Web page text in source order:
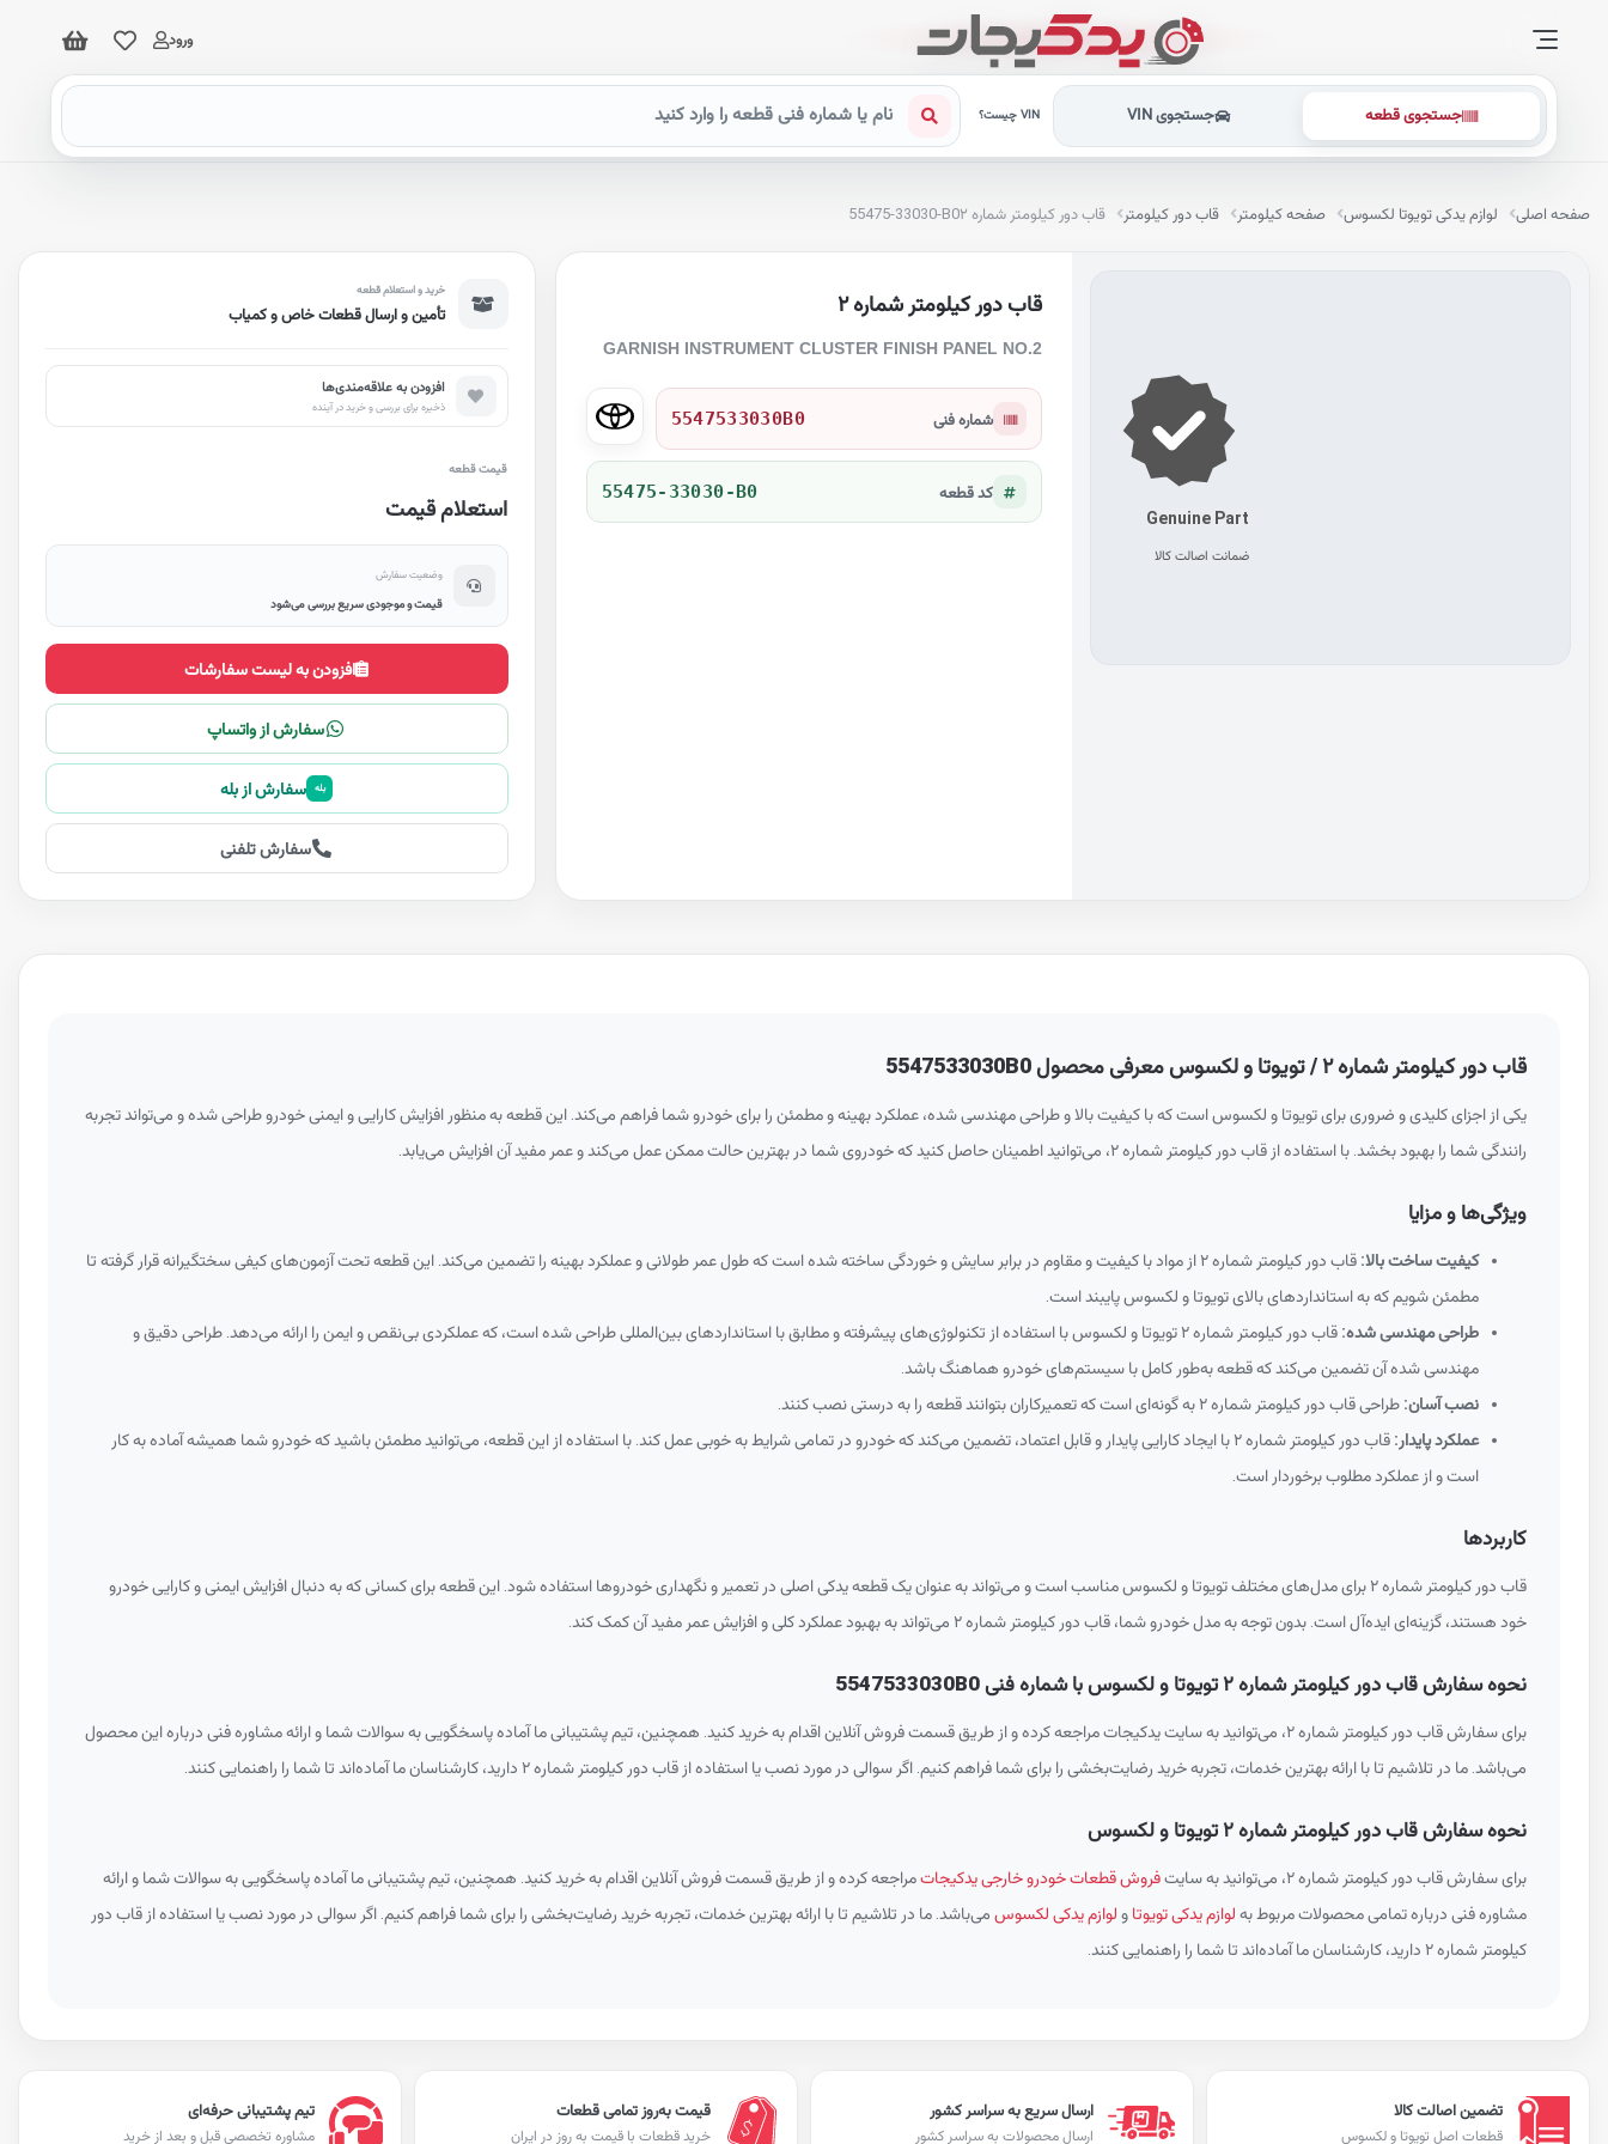
ورود
جستجوی قطعه جستجوی VIN VIN چیست؟
صفحه اصلی لوازم یدکی تویوتا لکسوس صفحه کیلومتر قاب دور کیلومتر قاب دور کیلومتر شماره ۲ 55475-33030-B0
Genuine Part
ضمانت اصالت کالا
قاب دور کیلومتر شماره ۲
GARNISH INSTRUMENT CLUSTER FINISH PANEL NO.2
شماره فنی 5547533030B0
کد قطعه 55475-33030-B0
خرید و استعلام قطعه
تأمین و ارسال قطعات خاص و کمیاب
افزودن به علاقه‌مندی‌ها
ذخیره برای بررسی و خرید در آینده
قیمت قطعه
استعلام قیمت
وضعیت سفارش
قیمت و موجودی سریع بررسی می‌شود
افزودن به لیست سفارشات
سفارش از واتساپ
بله سفارش از بله
سفارش تلفنی
قاب دور کیلومتر شماره ۲ / تویوتا و لکسوس معرفی محصول 5547533030B0
یکی از اجزای کلیدی و ضروری برای تویوتا و لکسوس است که با کیفیت بالا و طراحی مهندسی شده، عملکرد بهینه و مطمئن را برای خودرو شما فراهم می‌کند. این قطعه به منظور افزایش کارایی و ایمنی خودرو طراحی شده و می‌تواند تجربه
رانندگی شما را بهبود بخشد. با استفاده از قاب دور کیلومتر شماره ۲، می‌توانید اطمینان حاصل کنید که خودروی شما در بهترین حالت ممکن عمل می‌کند و عمر مفید آن افزایش می‌یابد.
ویژگی‌ها و مزایا
کیفیت ساخت بالا:
قاب دور کیلومتر شماره ۲ از مواد با کیفیت و مقاوم در برابر سایش و خوردگی ساخته شده است که طول عمر طولانی و عملکرد بهینه را تضمین می‌کند. این قطعه تحت آزمون‌های کیفی سختگیرانه قرار گرفته تا
مطمئن شویم که به استانداردهای بالای تویوتا و لکسوس پایبند است.
طراحی مهندسی شده:
قاب دور کیلومتر شماره ۲ تویوتا و لکسوس با استفاده از تکنولوژی‌های پیشرفته و مطابق با استانداردهای بین‌المللی طراحی شده است، که عملکردی بی‌نقص و ایمن را ارائه می‌دهد. طراحی دقیق و
مهندسی شده آن تضمین می‌کند که قطعه به‌طور کامل با سیستم‌های خودرو هماهنگ باشد.
نصب آسان: طراحی قاب دور کیلومتر شماره ۲ به گونه‌ای است که تعمیرکاران بتوانند قطعه را به درستی نصب کنند.
عملکرد پایدار:
قاب دور کیلومتر شماره ۲ با ایجاد کارایی پایدار و قابل اعتماد، تضمین می‌کند که خودرو در تمامی شرایط به خوبی عمل کند. با استفاده از این قطعه، می‌توانید مطمئن باشید که خودرو شما همیشه آماده به کار
است و از عملکرد مطلوب برخوردار است.
کاربردها
قاب دور کیلومتر شماره ۲ برای مدل‌های مختلف تویوتا و لکسوس مناسب است و می‌تواند به عنوان یک قطعه یدکی اصلی در تعمیر و نگهداری خودروها استفاده شود. این قطعه برای کسانی که به دنبال افزایش ایمنی و کارایی خودرو
خود هستند، گزینه‌ای ایده‌آل است. بدون توجه به مدل خودرو شما، قاب دور کیلومتر شماره ۲ می‌تواند به بهبود عملکرد کلی و افزایش عمر مفید آن کمک کند.
نحوه سفارش قاب دور کیلومتر شماره ۲ تویوتا و لکسوس با شماره فنی 5547533030B0
برای سفارش قاب دور کیلومتر شماره ۲، می‌توانید به سایت یدکیجات مراجعه کرده و از طریق قسمت فروش آنلاین اقدام به خرید کنید. همچنین، تیم پشتیبانی ما آماده پاسخگویی به سوالات شما و ارائه مشاوره فنی درباره این محصول
می‌باشد. ما در تلاشیم تا با ارائه بهترین خدمات، تجربه خرید رضایت‌بخشی را برای شما فراهم کنیم. اگر سوالی در مورد نصب یا استفاده از قاب دور کیلومتر شماره ۲ دارید، کارشناسان ما آماده‌اند تا شما را راهنمایی کنند.
نحوه سفارش قاب دور کیلومتر شماره ۲ تویوتا و لکسوس
برای سفارش قاب دور کیلومتر شماره ۲، می‌توانید به سایت فروش قطعات خودرو خارجی یدکیجاتمراجعه کرده و از طریق قسمت فروش آنلاین اقدام به خرید کنید. همچنین، تیم پشتیبانی ما آماده پاسخگویی به سوالات شما و ارائه
مشاوره فنی درباره تمامی محصولات مربوط به لوازم یدکی تویوتا و لوازم یدکی لکسوس می‌باشد. ما در تلاشیم تا با ارائه بهترین خدمات، تجربه خرید رضایت‌بخشی را برای شما فراهم کنیم. اگر سوالی در مورد نصب یا استفاده از قاب دور
کیلومتر شماره ۲ دارید، کارشناسان ما آماده‌اند تا شما را راهنمایی کنند.
تیم پشتیبانی حرفه‌ای
مشاوره تخصصی قبل و بعد از خرید
قیمت به‌روز تمامی قطعات
خرید قطعات با قیمت به روز در ایران
ارسال سریع به سراسر کشور
ارسال محصولات به سراسر کشور
تضمین اصالت کالا
قطعات اصل تویوتا و لکسوس